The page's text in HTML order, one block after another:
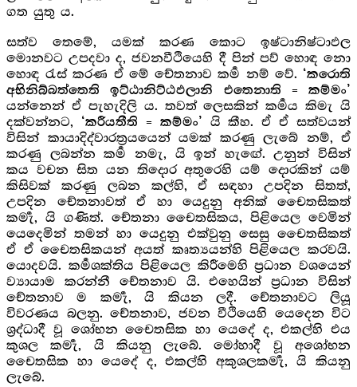
ගත යුතු ය.
සත්ව තෙමේ, යමක් කරණ කොට ඉෂ්ටානිෂ්ටාඵල
මොනවට උපදවා ද, ජවනවීථියෙහි දී පින් පව් හොඳ නො
හොඳ රැස් කරණ ඒ මේ චේතනාව කර්‍ම නම් වේ. ‘කරොති
අභිනිබ්බත්තෙති ඉට්ඨානිට්ඨඵලානි එතෙනාති = කම්මං’
යන්නෙන් ඒ පැහැදිලි ය. තවත් ලෙසකින් කර්‍මය කිමැ යි
දක්වන්නට, ‘කරීයතීති = කම්මං’ යි කීහ. ඒ ඒ සත්වයන්
විසින් කායාදිද්වාරත්‍රයයෙන් යමක් කරණු ලැබේ නම්, ඒ
කරණු ලබන්න කර්‍ම නමැ, යි ඉන් හැඟේ. උනුන් විසින්
කය වචන සිත යන තිදොර අතුරෙහි යම් දොරකින් යම්
කිසිවක් කරණු ලබන කල්හි, ඒ සඳහා උපදින සිතත්,
උපදින චේතනාවත් ඒ හා යෙදුනු අනික් චෛතසිකත්
කර්‍මැ, යි ගණිත්. චේතනා චෛතසිකය, පිළියෙල වෙමින්
යෙදෙමින් තමන් හා යෙදුනු එක්වුනු සෙසු චෛතසිකත්
ඒ ඒ චෛතසිකයන් අයත් කෘත්‍යයන්හි පිළියෙල කරවයි.
යොදවයි. කර්‍මශක්තිය පිළියෙල කිරීමෙහි ප්‍රධාන වශයෙන්
ව්‍යායාම කරන්නී චේතනාව යි. එහෙයින් ප්‍රධාන විසින්
චේතනාව ම කර්‍මැ, යි කියන ලදී. චේතනාවට ලියූ
විවරණය බලනු. චේතනාව, ජවන වීථියෙහි යෙදෙන විට
ශ්‍රද්ධාදී වූ ශෝභන චෛතසික හා යෙදේ ද, එකල්හි එය
කුශල කර්‍මැ, යි කියනු ලැබේ. මෝහාදී වූ අශෝභන
චෛතසික හා යෙදේ ද, එකල්හි අකුශලකර්‍මැ, යි කියනු
ලැබේ.